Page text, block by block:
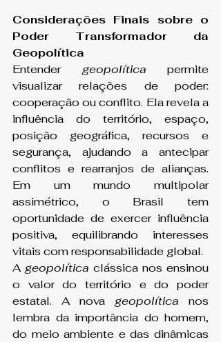
Considerações Finais sobre o
Poder Transformador da
Geopolítica
Entender geopolítica permite
visualizar relações de poder:
cooperação ou conflito. Ela revela a
influência do território, espaço,
posição geográfica, recursos e
segurança, ajudando a antecipar
conflitos e rearranjos de alianças.
Em um mundo multipolar
assimétrico, o Brasil tem
oportunidade de exercer influência
positiva, equilibrando interesses
vitais com responsabilidade global.
A geopolítica clássica nos ensinou
o valor do território e do poder
estatal. A nova geopolítica nos
lembra da importância do homem,
do meio ambiente e das dinâmicas